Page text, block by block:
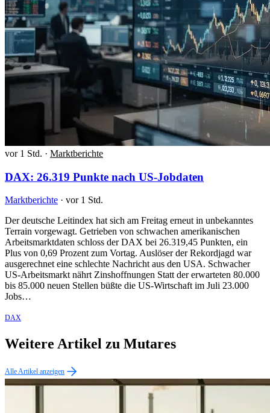
vor 1 Std. · Marktberichte
DAX: 26.319 Punkte nach US-Jobdaten
Marktberichte · vor 1 Std.
Der deutsche Leitindex hat sich am Freitag erneut in unbekanntes
Terrain vorgewagt. Getrieben von schwachen amerikanischen
Arbeitsmarktdaten schloss der DAX bei 26.319,45 Punkten, ein
Plus von 0,69 Prozent zum Vortag. Auslöser der Rekordjagd war
ausgerechnet eine schlechte Nachricht aus den USA. Schwacher
US-Arbeitsmarkt nährt Zinshoffnungen Statt der erwarteten 80.000
bis 85.000 neuen Stellen büßte die US-Wirtschaft im Juli 23.000
Jobs…
DAX
Weitere Artikel zu Mutares
Alle Artikel anzeigen